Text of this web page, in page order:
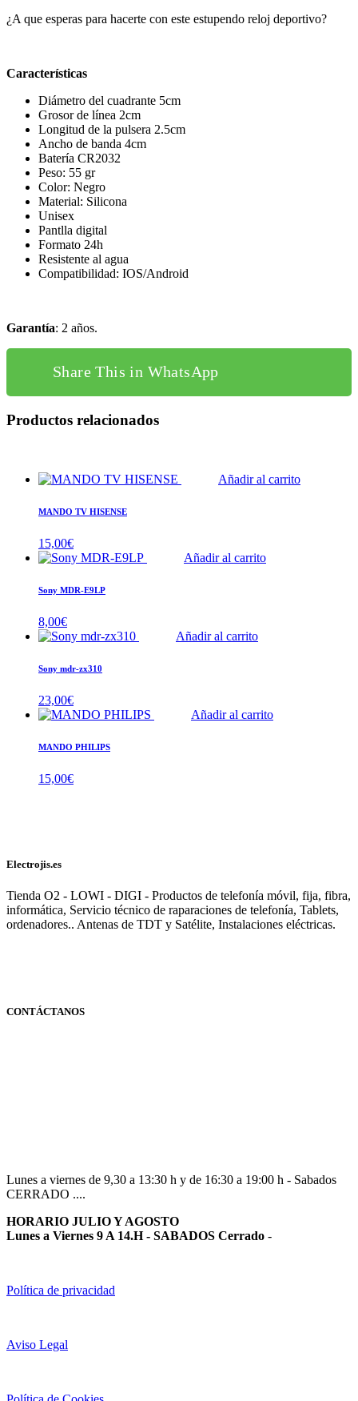
¿A que esperas para hacerte con este estupendo reloj deportivo?
Características
Diámetro del cuadrante 5cm
Grosor de línea 2cm
Longitud de la pulsera 2.5cm
Ancho de banda 4cm
Batería CR2032
Peso: 55 gr
Color: Negro
Material: Silicona
Unisex
Pantlla digital
Formato 24h
Resistente al agua
Compatibilidad: IOS/Android
Garantía: 2 años.
Share This in WhatsApp
Productos relacionados
Añadir al carrito
MANDO TV HISENSE
15,00€
Añadir al carrito
Sony MDR-E9LP
8,00€
Añadir al carrito
Sony mdr-zx310
23,00€
Añadir al carrito
MANDO PHILIPS
15,00€
Electrojis.es
Tienda O2 - LOWI - DIGI - Productos de telefonía móvil, fija, fibra,
informática, Servicio técnico de raparaciones de telefonía, Tablets,
ordenadores.. Antenas de TDT y Satélite, Instalaciones eléctricas.
CONTÁCTANOS
Lunes a viernes de 9,30 a 13:30 h y de 16:30 a 19:00 h - Sabados
CERRADO ....
HORARIO JULIO Y AGOSTO
Lunes a Viernes 9 A 14.H - SABADOS Cerrado -
Política de privacidad
Aviso Legal